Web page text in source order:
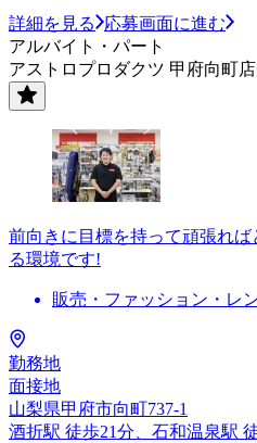
詳細を見る
応募画面に進む
アルバイト・パート
アストロプロダクツ 甲府向町
前向きに目標を持って頑張れ
る環境です!
販売・ファッション・レ
勤務地
面接地
山梨県甲府市向町737-1
酒折駅 徒歩21分、石和温泉駅